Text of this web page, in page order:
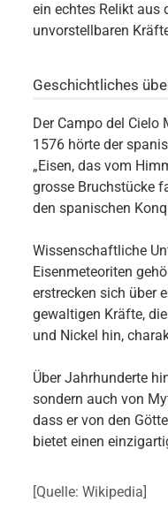
ein echtes Relikt aus
unvorstellbaren
Geschichtliches
Der Campo del
1576 hörte der
„Eisen, das vom
grosse Bruchstücke
den spanischen
Wissenschaftliche
Eisenmeteoriten
erstrecken sich über
gewaltigen Kräfte,
und Nickel hin,
Über Jahrhunderte
sondern auch von
dass er von den
bietet einen
[Quelle: Wikipedia]